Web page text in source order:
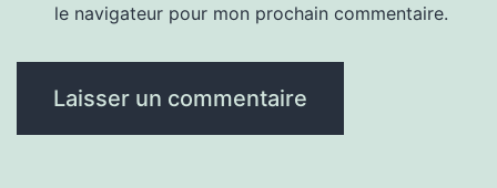
le navigateur pour mon prochain commentaire.